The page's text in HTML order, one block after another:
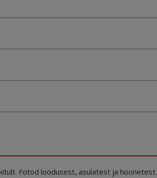
Fotod loodusest, asulatest ja hoonetest.